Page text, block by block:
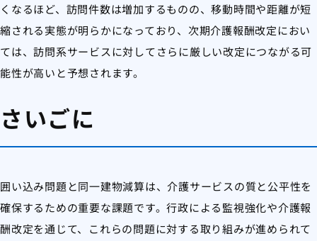
くなるほど、訪問件数は増加するものの、移動時間や距離が短
縮される実態が明らかになっており、次期介護報酬改定におい
ては、訪問系サービスに対してさらに厳しい改定につながる可
能性が高いと予想されます。
さいごに
囲い込み問題と同一建物減算は、介護サービスの質と公平性を
確保するための重要な課題です。行政による監視強化や介護報
酬改定を通じて、これらの問題に対する取り組みが進められて